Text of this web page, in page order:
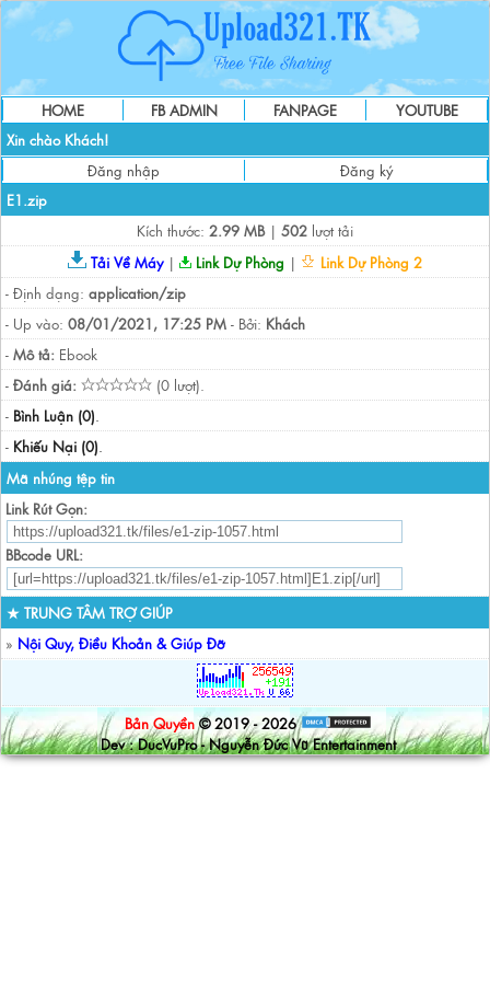
HOME FB ADMIN FANPAGE
YOUTUBE
Xin chào Khách!
Đăng nhập
Đăng ký
E1.zip
Kích thước: 2.99 MB| 502 lượt tải
Tải Về Máy| Link Dự Phòng |
Link Dự Phòng 2
- Định dạng: application/zip
- Up vào: 08/01/2021, 17:25 PM - Bởi: Khách
- Mô tả: Ebook
- Đánh giá:
(0 lượt).
- Bình Luận (0).
- Khiếu Nại (0).
Mã nhúng tệp tin
Link Rút Gọn:
BBcode URL:
★ TRUNG TÂM TRỢ GIÚP
» Nội Quy, Điều Khoản & Giúp Đỡ
Bản Quyền © 2019 - 2026
Dev : DucVuPro - Nguyễn Đức Vũ Entertainment